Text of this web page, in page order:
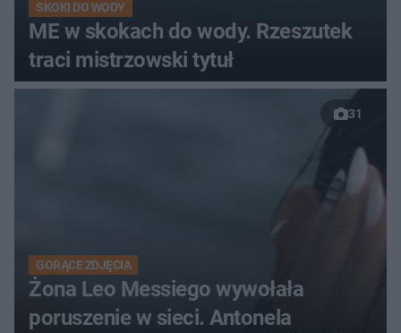
SKOKI DO WODY
ME w skokach do wody. Rzeszutek
traci mistrzowski tytuł
31
GORĄCE ZDJĘCIA
Żona Leo Messiego wywołała
poruszenie w sieci. Antonela